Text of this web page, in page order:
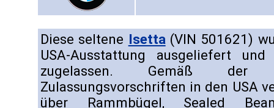
Diese seltene Isetta (VIN 501621)
USA-Ausstattung ausgeliefert
zugelassen. Gemäß der
Zulassungsvorschriften in den USA
über Rammbügel, Sealed